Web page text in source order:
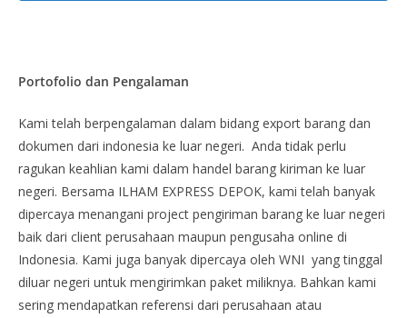
Portofolio dan Pengalaman
Kami telah berpengalaman dalam bidang export barang dan
dokumen dari indonesia ke luar negeri. Anda tidak perlu
ragukan keahlian kami dalam handel barang kiriman ke luar
negeri. Bersama ILHAM EXPRESS DEPOK, kami telah banyak
dipercaya menangani project pengiriman barang ke luar negeri
baik dari client perusahaan maupun pengusaha online di
Indonesia. Kami juga banyak dipercaya oleh WNI yang tinggal
diluar negeri untuk mengirimkan paket miliknya. Bahkan kami
sering mendapatkan referensi dari perusahaan atau